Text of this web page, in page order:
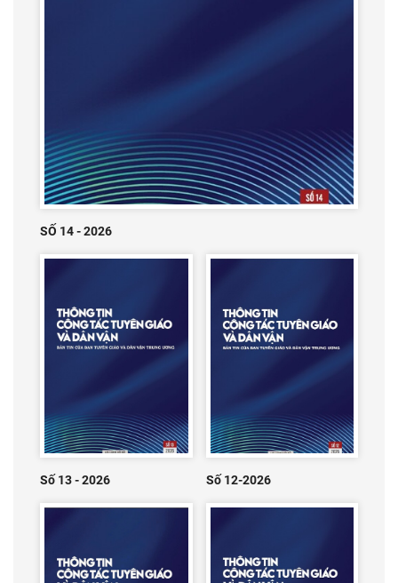
SỐ 14 - 2026
Số 13 - 2026 Số 12-2026